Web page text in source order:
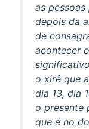
as
depois da
de
acontecer
o xirê que
dia 13, dia
o presente
que é no